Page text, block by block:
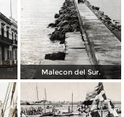
Malecon del Sur.